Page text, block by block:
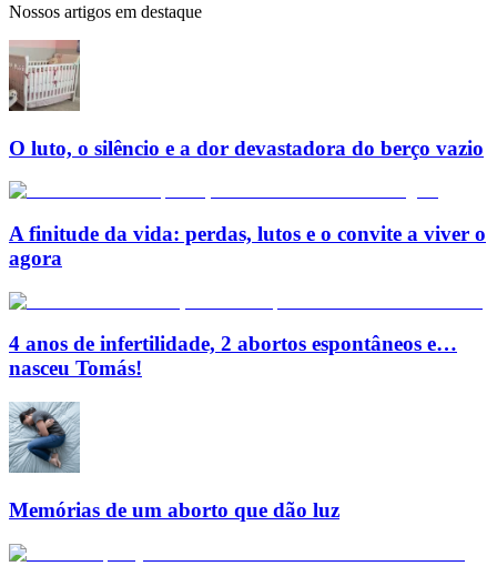
Nossos artigos em destaque
O luto, o silêncio e a dor devastadora do berço vazio
A finitude da vida: perdas, lutos e o convite a viver o
agora
4 anos de infertilidade, 2 abortos espontâneos e…
nasceu Tomás!
Memórias de um aborto que dão luz